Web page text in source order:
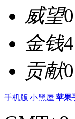
威望0
金钱4
贡献0
手机版|小黑屋|苹果